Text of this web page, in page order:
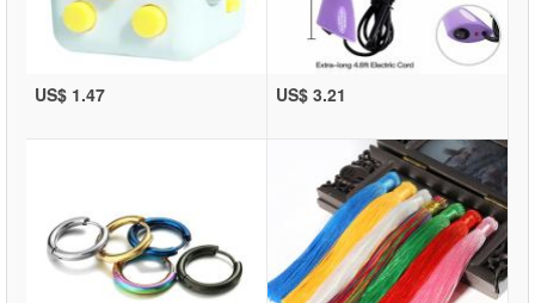
US$ 1.47 US$ 3.21